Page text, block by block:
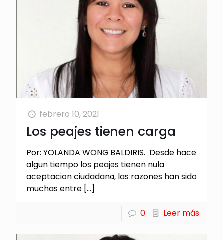
febrero 10, 2021
Los peajes tienen carga
Por: YOLANDA WONG BALDIRIS. Desde hace
algun tiempo los peajes tienen nula
aceptacion ciudadana, las razones han sido
muchas entre […]
0 Leer más